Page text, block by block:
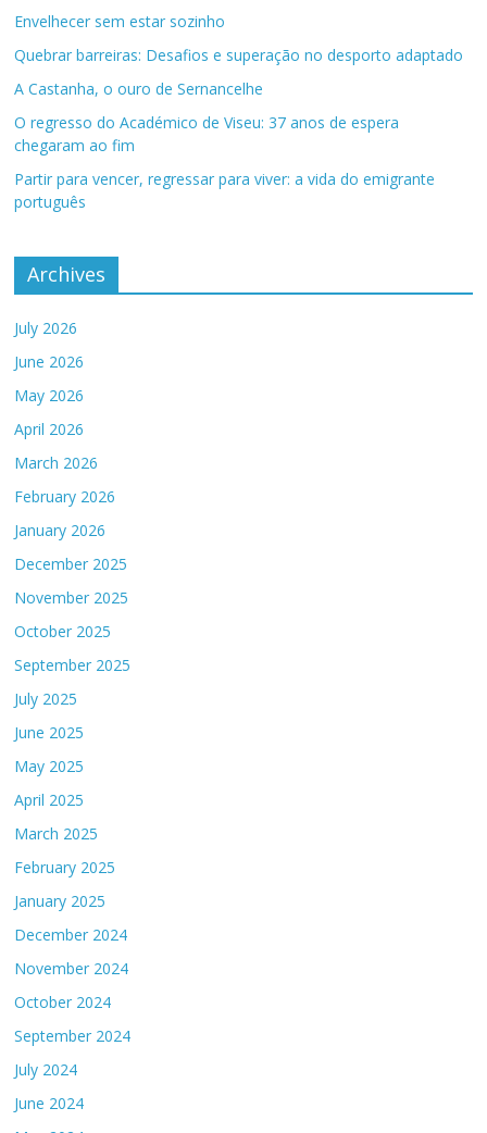
Envelhecer sem estar sozinho
Quebrar barreiras: Desafios e superação no desporto adaptado
A Castanha, o ouro de Sernancelhe
O regresso do Académico de Viseu: 37 anos de espera
chegaram ao fim
Partir para vencer, regressar para viver: a vida do emigrante
português
Archives
July 2026
June 2026
May 2026
April 2026
March 2026
February 2026
January 2026
December 2025
November 2025
October 2025
September 2025
July 2025
June 2025
May 2025
April 2025
March 2025
February 2025
January 2025
December 2024
November 2024
October 2024
September 2024
July 2024
June 2024